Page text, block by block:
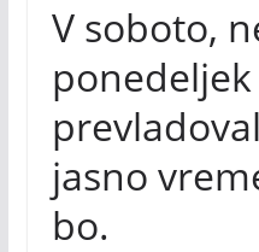
V soboto,
jasno
bo.